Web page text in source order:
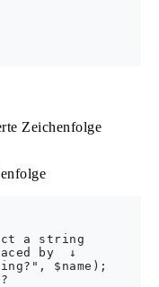
Zeichenfolge
a string
by  ↓
$name);